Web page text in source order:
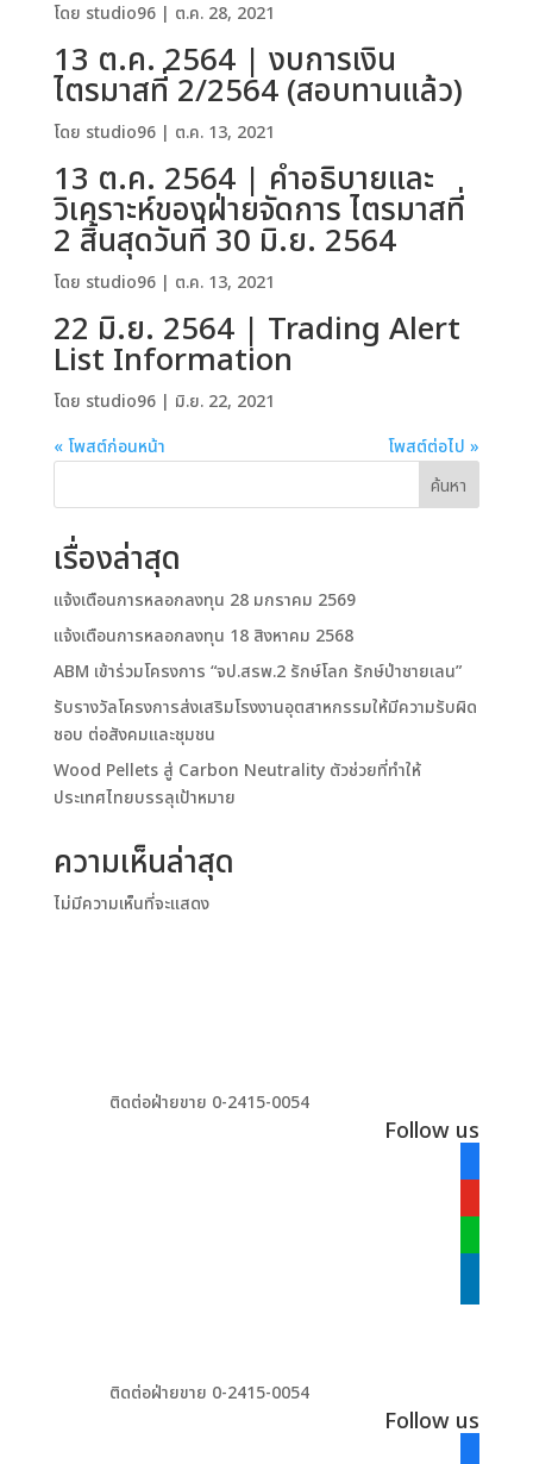
โดย studio96| ต.ค. 28, 2021
13 ต.ค. 2564 | งบการเงิน
ไตรมาสที่ 2/2564 (สอบทานแล้ว)
โดย studio96| ต.ค. 13, 2021
13 ต.ค. 2564 | คำอธิบายและ
วิเคราะห์ของฝ่ายจัดการ ไตรมาสที่
2 สิ้นสุดวันที่ 30 มิ.ย. 2564
โดย studio96| ต.ค. 13, 2021
22 มิ.ย. 2564 | Trading Alert
List Information
โดย studio96| มิ.ย. 22, 2021
« โพสต์ก่อนหน้า
โพสต์ต่อไป »
ค้นหา
เรื่องล่าสุด
แจ้งเตือนการหลอกลงทุน 28 มกราคม 2569
แจ้งเตือนการหลอกลงทุน 18 สิงหาคม 2568
ABM เข้าร่วมโครงการ “จป.สรพ.2 รักษ์โลก รักษ์ป่าชายเลน”
รับรางวัลโครงการส่งเสริมโรงงานอุตสาหกรรมให้มีความรับผิด
ชอบ ต่อสังคมและชุมชน
Wood Pellets สู่ Carbon Neutrality ตัวช่วยที่ทำให้
ประเทศไทยบรรลุเป้าหมาย
ความเห็นล่าสุด
ไม่มีความเห็นที่จะแสดง
ติดต่อฝ่ายขาย 0-2415-0054
Follow us
ติดต่อฝ่ายขาย 0-2415-0054
Follow us